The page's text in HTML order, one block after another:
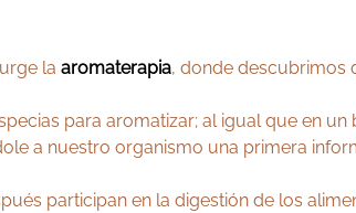
la aromaterapia, donde descubrimos
para aromatizar; al igual que en un
a nuestro organismo una primera
participan en la digestión de los